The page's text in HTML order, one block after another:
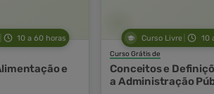
10 a 60 horas
e
Curso Livre 10
Curso Grátis de
Conceitos e
a Administração